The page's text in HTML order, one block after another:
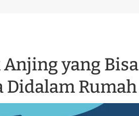
yang Bisa
Didalam Rumah